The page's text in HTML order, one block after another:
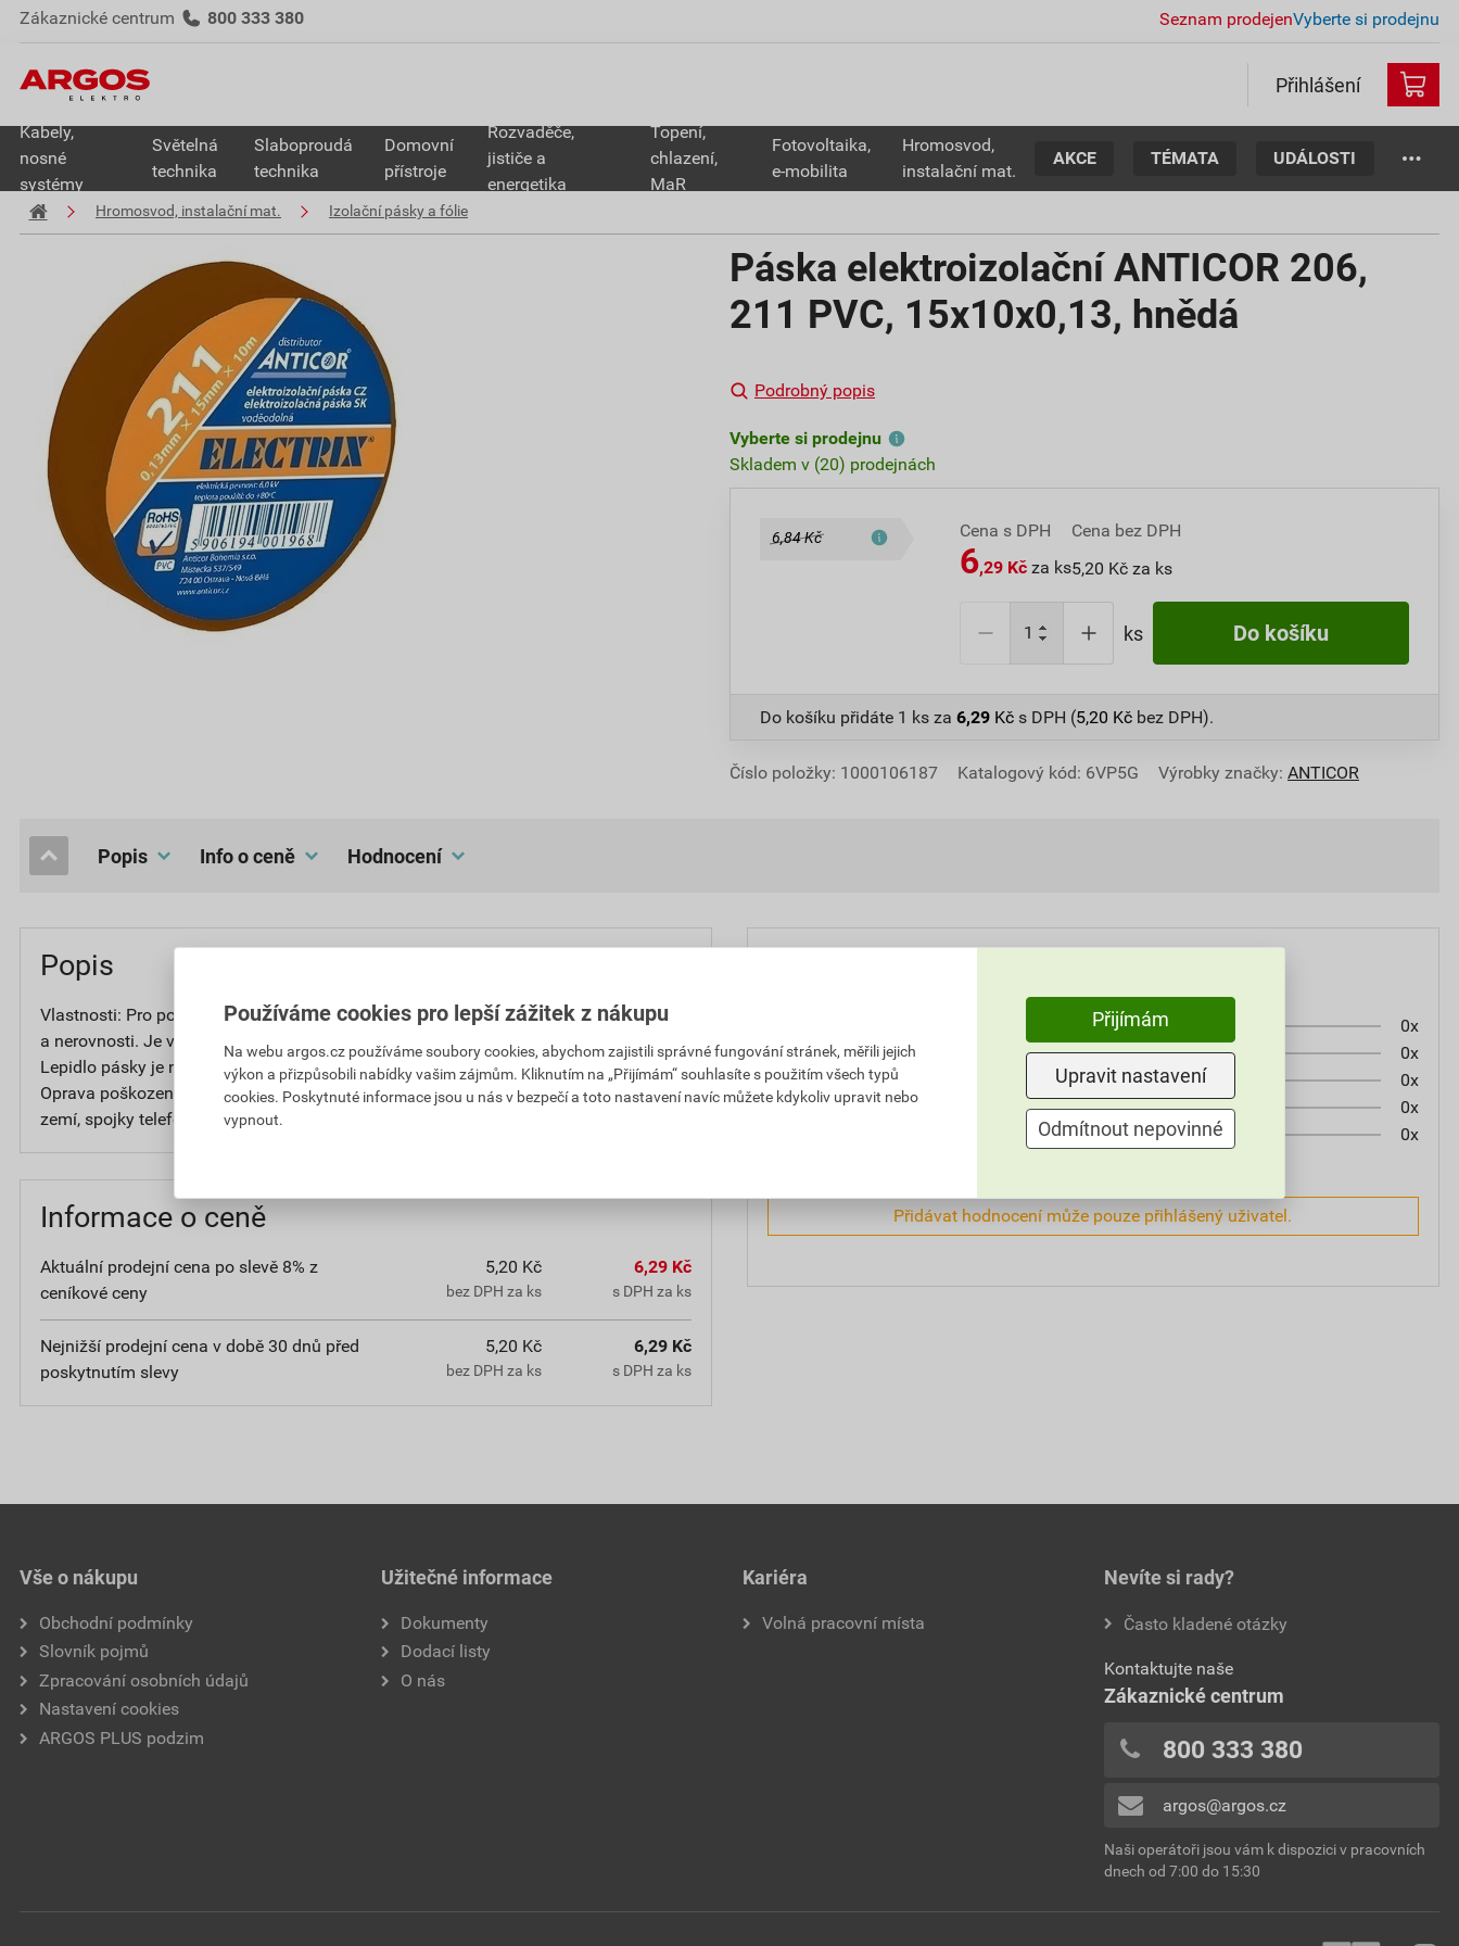
Zákaznické centrum 800 333 380 Seznam prodejenVyberte si prodejnu
Přihlášení
Kabely,
nosné
systémy
Světelná
technika
Slaboproudá
technika
Domovní
přístroje
Rozvaděče,
jističe a
energetika
Topení,
chlazení,
MaR
Fotovoltaika,
e-mobilita
Hromosvod,
instalační mat.
AKCE TÉMATA UDÁLOSTI
Hromosvod, instalační mat. Izolační pásky a fólie
Páska elektroizolační ANTICOR 206,
211 PVC, 15x10x0,13, hnědá
Podrobný popis
Vyberte si prodejnu
Skladem v (20) prodejnách
6,84 Kč Cena s DPH
6,29 Kč za ks
Cena bez DPH
5,20 Kč za ks
ks Do košíku
Do košíku přidáte 1 ks za 6,29 Kč s DPH (5,20 Kč bez DPH).
Číslo položky: 1000106187 Katalogový kód: 6VP5G Výrobky značky: ANTICOR
popis Info o ceně hodnocení
Popis
Vlastnosti: Pro použití v běžném prostředí od +10°C do +85°C. Dobře kopíruje povrch
a nerovnosti. Je vynikající elektrický izolant, odolný vůči chemickým ředidlům.
Lepidlo pásky je na bázi syntetického kaučuku, s výbornou přilnavostí. Použití:
Oprava poškozené izolace. Elektrická izolace energetických kabelů NN nad i pod
zemí, spojky telefonních kabelů a svazkování vodičů.
Informace o ceně
Aktuální prodejní cena po slevě 8% z
ceníkové ceny
5,20 Kč
bez DPH za ks
6,29 Kč
s DPH za ks
Nejnižší prodejní cena v době 30 dnů před
poskytnutím slevy
5,20 Kč
bez DPH za ks
6,29 Kč
s DPH za ks
0,0
0x
0x
0x
0x
0x
Přidávat hodnocení může pouze přihlášený uživatel.
Vše o nákupu
Obchodní podmínky
Slovník pojmů
Zpracování osobních údajů
Nastavení cookies
ARGOS PLUS podzim
Užitečné informace
Dokumenty
Dodací listy
O nás
Kariéra
Volná pracovní místa
Nevíte si rady?
Často kladené otázky
Kontaktujte naše
Zákaznické centrum
800 333 380
argos@argos.cz
Naši operátoři jsou vám k dispozici v pracovních
dnech od 7:00 do 15:30
Používáme cookies pro lepší zážitek z nákupu
Na webu argos.cz používáme soubory cookies, abychom zajistili správné fungování stránek, měřili jejich
výkon a přizpůsobili nabídky vašim zájmům. Kliknutím na „Přijímám“ souhlasíte s použitím všech typů
cookies. Poskytnuté informace jsou u nás v bezpečí a toto nastavení navíc můžete kdykoliv upravit nebo
vypnout.
Přijímám
Upravit nastavení
Odmítnout nepovinné